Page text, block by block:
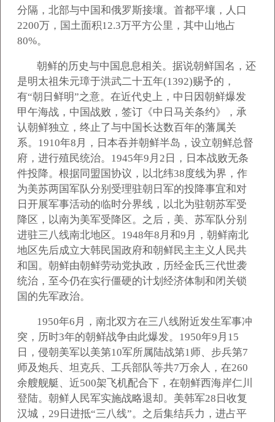
分隔，北部与中国和俄罗斯接壤。首都平壤，人口
2200万，国土面积12.3万平方公里，其中山地占
80%。
朝鲜的历史与中国息息相关。据说朝鲜国名，还
是明太祖朱元璋于洪武二十五年(1392)赐予的，
有“朝日鲜明”之意。在近代史上，中日因朝鲜爆发
甲午海战，中国战败，签订《中日马关条约》，承
认朝鲜独立，终止了与中国长达数百年的藩属关
系。1910年8月，日本吞并朝鲜半岛，设立朝鲜总督
府，进行殖民统治。1945年9月2日，日本战败无条
件投降。根据同盟国协议，以北纬38度线为界，作
为美苏两国军队分别受理驻朝日军的投降事宜和对
日开展军事活动的临时分界线，以北为驻朝苏军受
降区，以南为美军受降区。之后，美、苏军队分别
进驻三八线南北地区。1948年8月和9月，朝鲜南北
地区先后成立大韩民国政府和朝鲜民主主义人民共
和国。朝鲜由朝鲜劳动党执政，历经金氏三代世袭
统治，至今仍在实行僵硬的计划经济体制和闭关锁
国的先军政治。
1950年6月，南北双方在三八线附近发生军事冲
突，历时3年的朝鲜战争由此爆发。1950年9月15
日，侵朝美军以美第10军所属陆战第1师、步兵第7
师及炮兵、坦克兵、工兵部队等共7万余人，在260
余艘舰艇、近500架飞机配合下，在朝鲜西海岸仁川
登陆。朝鲜人民军实施战略退却。美韩军28日收复
汉城，29日进抵“三八线”。之后集结兵力，进占平